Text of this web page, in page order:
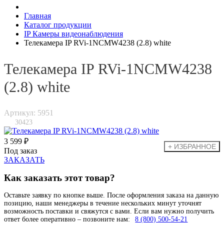
Главная
Каталог продукции
IP Камеры видеонаблюдения
Телекамера IP RVi-1NCMW4238 (2.8) white
Телекамера IP RVi-1NCMW4238
(2.8) white
Артикул: 5951
30423
3 599 ₽
Под заказ
ЗАКАЗАТЬ
Как заказать этот товар?
Оставьте заявку по кнопке выше. После оформления заказа на данную
позицию, наши менеджеры в течение нескольких минут уточнят
возможность поставки и свяжутся с вами. Если вам нужно получить
ответ более оперативно – позвоните нам:
8 (800) 500-54-21